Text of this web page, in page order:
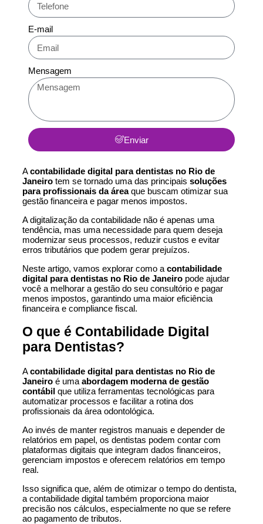
Acontabilidade digital para dentistas no Rio de
Janeiro tem se tornado uma das principais soluções
para profissionais da áreaque buscam otimizar sua
gestão financeira e pagar menos impostos.
A digitalização da contabilidade não é apenas uma
tendência, mas uma necessidade para quem deseja
modernizar seus processos, reduzir custos e evitar
erros tributários que podem gerar prejuízos.
Neste artigo, vamos explorar como acontabilidade
digital para dentistas no Rio de Janeiro pode ajudar
você a melhorar a gestão do seu consultório e pagar
menos impostos, garantindo uma maior eficiência
financeira e compliance fiscal.
O que é Contabilidade Digital
para Dentistas?
Acontabilidade digital para dentistas no Rio de
Janeiro é uma abordagem moderna de gestão
contábil que utiliza ferramentas tecnológicas para
automatizar processos e facilitar a rotina dos
profissionais da área odontológica.
Ao invés de manter registros manuais e depender de
relatórios em papel, os dentistas podem contar com
plataformas digitais que integram dados financeiros,
gerenciam impostos e oferecem relatórios em tempo
real.
Isso significa que, além de otimizar o tempo do dentista,
a contabilidade digital também proporciona maior
precisão nos cálculos, especialmente no que se refere
ao pagamento de tributos.
E-mail
Mensagem
Enviar